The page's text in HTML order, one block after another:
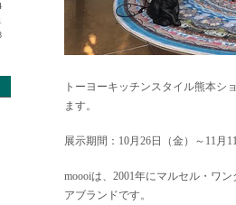
トーヨーキッチンスタイル熊本シ
ます。
展示期間：10月26日（金）～11月
moooiは、2001年にマルセル・ワ
アブランドです。